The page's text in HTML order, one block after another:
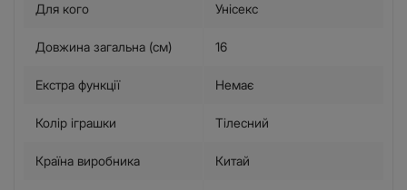
Для кого Унісекс
Довжина загальна (см) 16
Екстра функції Немає
Колір іграшки Тілесний
Країна виробника Китай